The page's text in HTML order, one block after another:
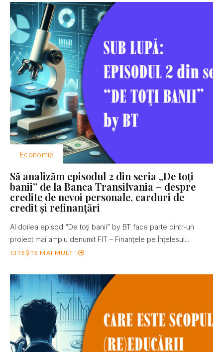
Economie
Să analizăm episodul 2 din seria „De toţi
banii” de la Banca Transilvania – despre
credite de nevoi personale, carduri de
credit şi refinanţări
Al doilea episod “De toţi banii” by BT face parte dintr-un
proiect mai amplu denumit FIT – Finanţele pe Înţelesul...
CITEȘTE MAI MULT